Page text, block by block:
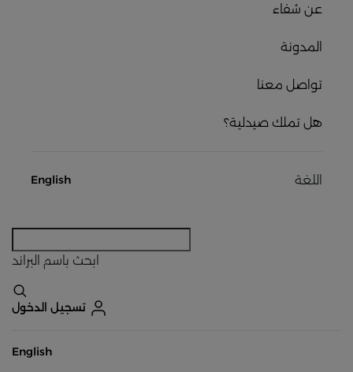
عن شفاء
المدونة
تواصل معنا
هل تملك صيدلية؟
اللغة English
ابحث باسم البراند
تسجيل الدخول
English